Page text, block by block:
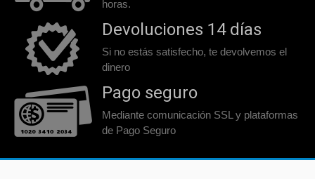
horas.
Devoluciones 14 días
Si no estás satisfecho, te devolvemos el
dinero
Pago seguro
Mediante comunicación SSL y plataformas
de Pago Seguro